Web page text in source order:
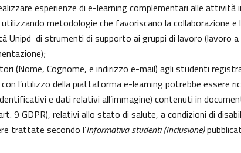
esperienze di e-learning complementari alle
metodologie che favoriscano la collaborazione
Unipd di strumenti di supporto ai gruppi di lavoro (lavoro
(Nome, Cognome, e indirizzo e-mail) agli studenti
l’utilizzo della piattaforma e-learning potrebbe essere
e dati relativi all’immagine) contenuti in
9 GDPR), relativi allo stato di salute, a condizioni di
trattate secondo l’Informativa studenti (Inclusione)